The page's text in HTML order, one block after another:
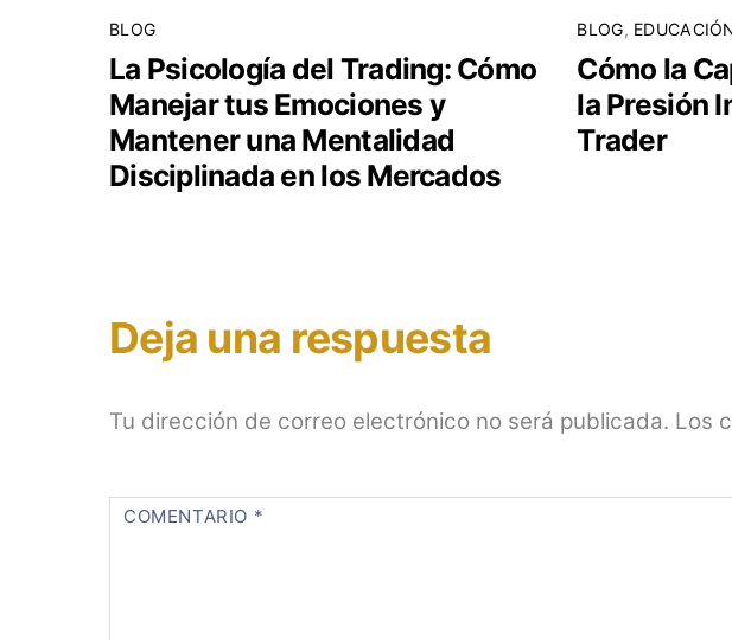
BLOG
La Psicología del Trading: Cómo
Manejar tus Emociones y
Mantener una Mentalidad
Disciplinada en los Mercados
BLOG,
Cómo la
la Presión
Trader
Deja una respuesta
Tu dirección de correo electrónico no será publicada. Los
COMENTARIO *